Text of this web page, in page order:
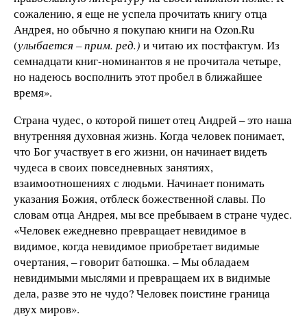
сожалению, я еще не успела прочитать книгу отца
Андрея, но обычно я покупаю книги на Ozon.Ru
(улыбается – прим. ред.) и читаю их постфактум. Из
семнадцати книг-номинантов я не прочитала четыре,
но надеюсь восполнить этот пробел в ближайшее
время».
Страна чудес, о которой пишет отец Андрей – это наша
внутренняя духовная жизнь. Когда человек понимает,
что Бог участвует в его жизни, он начинает видеть
чудеса в своих повседневных занятиях,
взаимоотношениях с людьми. Начинает понимать
указания Божия, отблеск божественной славы. По
словам отца Андрея, мы все пребываем в стране чудес.
«Человек ежедневно превращает невидимое в
видимое, когда невидимое приобретает видимые
очертания, – говорит батюшка. – Мы обладаем
невидимыми мыслями и превращаем их в видимые
дела, разве это не чудо? Человек поистине граница
двух миров».